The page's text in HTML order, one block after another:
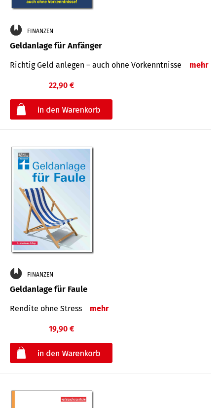
FINANZEN
Geldanlage für Anfänger
Richtig Geld anlegen – auch ohne Vorkenntnisse mehr
22,90 €
FINANZEN
Geldanlage für Faule
Rendite ohne Stress mehr
19,90 €